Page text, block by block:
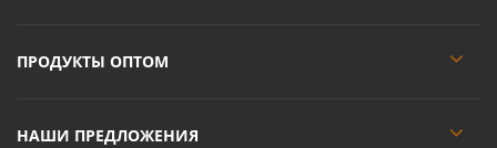
ПРОДУКТЫ ОПТОМ
НАШИ ПРЕДЛОЖЕНИЯ